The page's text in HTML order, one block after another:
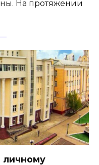
На протяжении
личному